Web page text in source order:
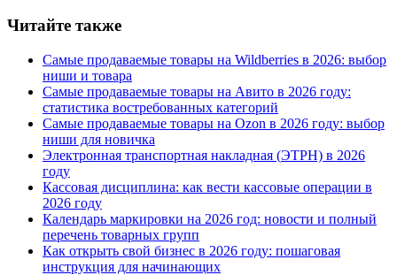
Читайте также
Самые продаваемые товары на Wildberries в 2026: выбор
ниши и товара
Самые продаваемые товары на Авито в 2026 году:
статистика востребованных категорий
Самые продаваемые товары на Ozon в 2026 году: выбор
ниши для новичка
Электронная транспортная накладная (ЭТРН) в 2026
году
Кассовая дисциплина: как вести кассовые операции в
2026 году
Календарь маркировки на 2026 год: новости и полный
перечень товарных групп
Как открыть свой бизнес в 2026 году: пошаговая
инструкция для начинающих